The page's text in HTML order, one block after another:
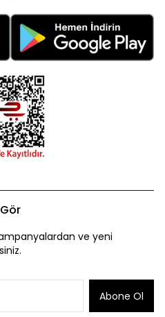
ve yeni
Abone Ol